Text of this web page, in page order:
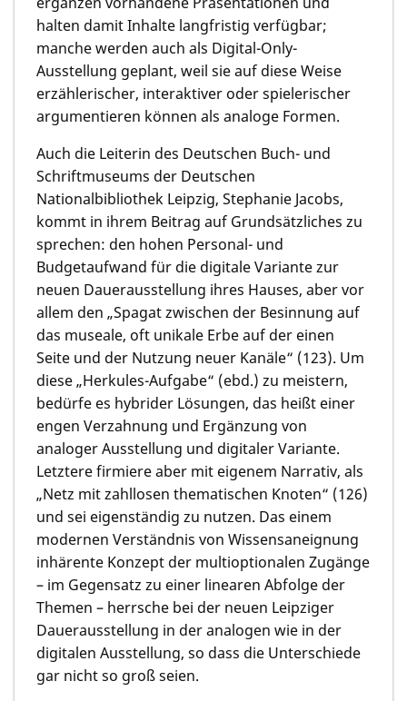
halten damit Inhalte langfristig verfügbar;
manche werden auch als Digital-Only-
Ausstellung geplant, weil sie auf diese Weise
erzählerischer, interaktiver oder spielerischer
argumentieren können als analoge Formen.
Auch die Leiterin des Deutschen Buch- und
Schriftmuseums der Deutschen
Nationalbibliothek Leipzig, Stephanie Jacobs,
kommt in ihrem Beitrag auf Grundsätzliches zu
sprechen: den hohen Personal- und
Budgetaufwand für die digitale Variante zur
neuen Dauerausstellung ihres Hauses, aber vor
allem den „Spagat zwischen der Besinnung auf
das museale, oft unikale Erbe auf der einen
Seite und der Nutzung neuer Kanäle“ (123). Um
diese „Herkules-Aufgabe“ (ebd.) zu meistern,
bedürfe es hybrider Lösungen, das heißt einer
engen Verzahnung und Ergänzung von
analoger Ausstellung und digitaler Variante.
Letztere firmiere aber mit eigenem Narrativ, als
„Netz mit zahllosen thematischen Knoten“ (126)
und sei eigenständig zu nutzen. Das einem
modernen Verständnis von Wissensaneignung
inhärente Konzept der multioptionalen Zugänge
– im Gegensatz zu einer linearen Abfolge der
Themen – herrsche bei der neuen Leipziger
Dauerausstellung in der analogen wie in der
digitalen Ausstellung, so dass die Unterschiede
gar nicht so groß seien.